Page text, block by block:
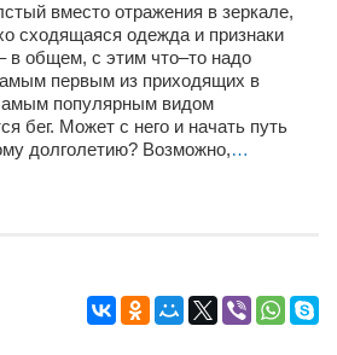
вместо отражения в зеркале,
сходящаяся одежда и признаки
в общем, с этим что–то надо
первым из приходящих в
популярным видом
бег. Может с него и начать путь
долголетию? Возможно,…